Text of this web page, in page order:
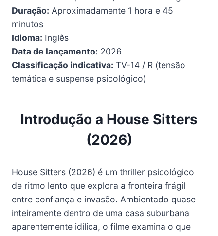
Duração: Aproximadamente 1 hora e 45
minutos
Idioma: Inglês
Data de lançamento: 2026
Classificação indicativa: TV-14 / R (tensão
temática e suspense psicológico)
Introdução a House Sitters
(2026)
House Sitters (2026) é um thriller psicológico
de ritmo lento que explora a fronteira frágil
entre confiança e invasão. Ambientado quase
inteiramente dentro de uma casa suburbana
aparentemente idílica, o filme examina o que